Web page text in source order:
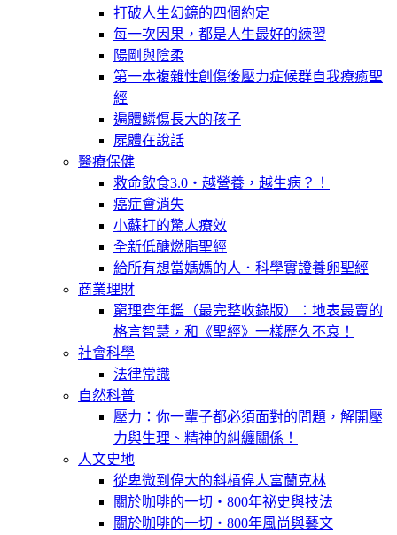
打破人生幻鏡的四個約定
每一次因果，都是人生最好的練習
陽剛與陰柔
第一本複雜性創傷後壓力症候群自我療癒聖
經
遍體鱗傷長大的孩子
屍體在說話
醫療保健
救命飲食3.0‧越營養，越生病？！
癌症會消失
小蘇打的驚人療效
全新低醣燃脂聖經
給所有想當媽媽的人．科學實證養卵聖經
商業理財
窮理查年鑑（最完整收錄版）：地表最賣的
格言智慧，和《聖經》一樣歷久不衰！
社會科學
法律常識
自然科普
壓力：你一輩子都必須面對的問題，解開壓
力與生理、精神的糾纏關係！
人文史地
從卑微到偉大的斜槓偉人富蘭克林
關於咖啡的一切‧800年祕史與技法
關於咖啡的一切‧800年風尚與藝文